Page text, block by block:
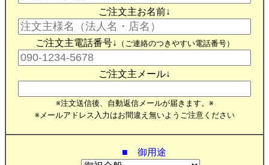
ご注文主お名前↓
ご注文主電話番号↓ （ご連絡のつきやすい電話番号）
ご注文主メール↓
※注文送信後、自動返信メールが届きます。※
※メールアドレス入力はお間違え無いようご注意ください
■ 御用途